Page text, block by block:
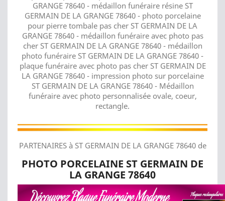
GRANGE 78640 - médaillon funéraire résine ST
GERMAIN DE LA GRANGE 78640 - photo porcelaine
pour pierre tombale pas cher ST GERMAIN DE LA
GRANGE 78640 - médaillon funéraire avec photo pas
cher ST GERMAIN DE LA GRANGE 78640 - médaillon
photo funéraire ST GERMAIN DE LA GRANGE 78640 -
plaque funéraire avec photo pas cher ST GERMAIN DE
LA GRANGE 78640 - impression photo sur porcelaine
ST GERMAIN DE LA GRANGE 78640 - Médaillon
funéraire avec photo personnalisée ovale, coeur,
rectangle.
PARTENAIRES à ST GERMAIN DE LA GRANGE 78640 de
PHOTO PORCELAINE ST GERMAIN DE
LA GRANGE 78640